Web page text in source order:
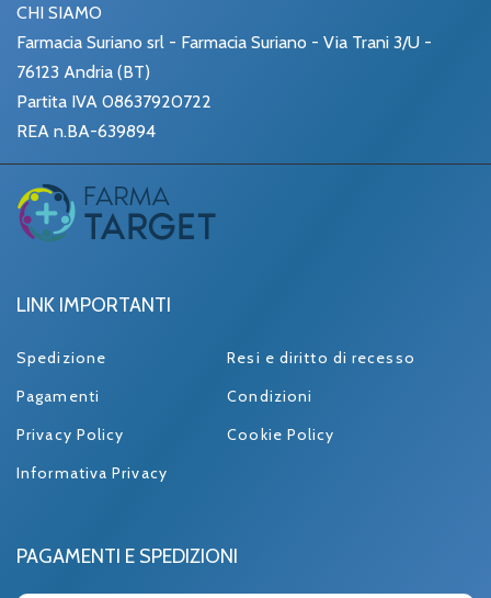
CHI SIAMO
Farmacia Suriano srl - Farmacia Suriano - Via Trani 3/U -
76123 Andria (BT)
Partita IVA 08637920722
REA n.BA-639894
LINK IMPORTANTI
Spedizione
Resi e diritto di recesso
Pagamenti
Condizioni
Privacy Policy
Cookie Policy
Informativa Privacy
PAGAMENTI E SPEDIZIONI